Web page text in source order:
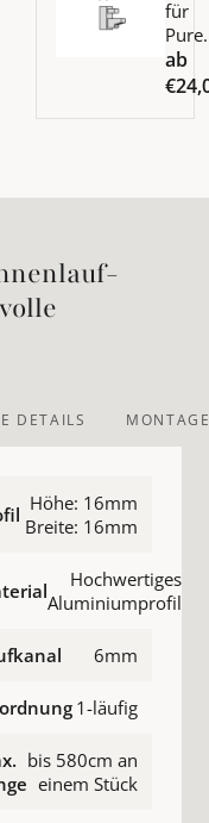
für
ab
DETAILS
Höhe: 16mm
Breite: 16mm
Hochwertiges
Aluminiumprofil
6mm
1-läufig
bis 580cm an
einem Stück